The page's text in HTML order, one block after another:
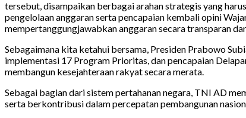
tersebut, disampaikan berbagai arahan strategis yang
pengelolaan anggaran serta pencapaian kembali opini
mempertanggungjawabkan anggaran secara transparan
Sebagaimana kita ketahui bersama, Presiden Prabowo
implementasi 17 Program Prioritas, dan pencapaian
membangun kesejahteraan rakyat secara merata.
Sebagai bagian dari sistem pertahanan negara, TNI AD
serta berkontribusi dalam percepatan pembangunan